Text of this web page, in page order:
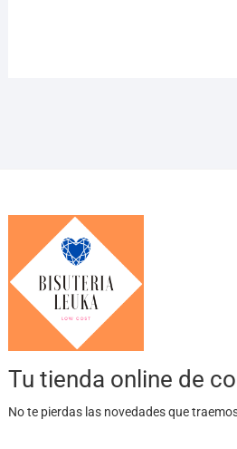
Tu tienda online de
No te pierdas las novedades que